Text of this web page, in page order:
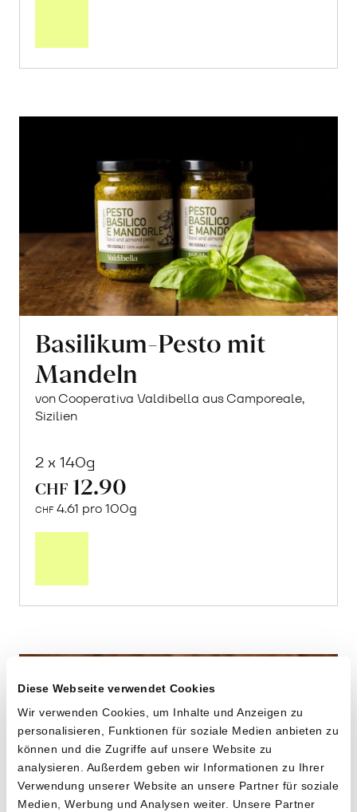
Diese Webseite verwendet Cookies
Wir verwenden Cookies, um Inhalte und Anzeigen zu
personalisieren, Funktionen für soziale Medien anbieten zu
können und die Zugriffe auf unsere Website zu
analysieren. Außerdem geben wir Informationen zu Ihrer
Verwendung unserer Website an unsere Partner für soziale
Medien, Werbung und Analysen weiter. Unsere Partner
Basilikum-Pesto mit
Mandeln
von Cooperativa Valdibella aus Camporeale,
Sizilien
2 x 140g
CHF 12.90
CHF 4.61 pro 100g